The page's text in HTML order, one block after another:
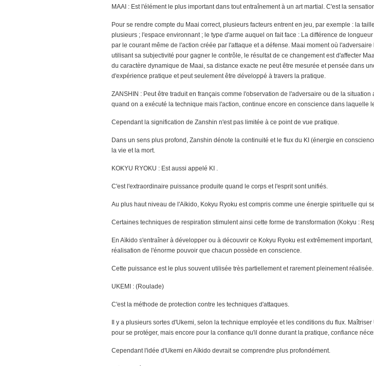
MAAI : Est l'élément le plus important dans tout entraînement à un art martial. C'est la
Pour se rendre compte du Maai correct, plusieurs facteurs entrent en jeu, par exemple : la
plusieurs ; l'espace environnant ; le type d'arme auquel on fait face : La différence de
par le courant même de l'action créée par l'attaque et a défense. Maai moment où
utilisant sa subjectivité pour gagner le contrôle, le résultat de ce changement est d'affecter
du caractère dynamique de Maai, sa distance exacte ne peut être mesurée et pensée dans
d'expérience pratique et peut seulement être développé à travers la pratique.
ZANSHIN : Peut être traduit en français comme l'observation de l'adversaire ou de la
quand on a exécuté la technique mais l'action, continue encore en conscience dans
Cependant la signification de Zanshin n'est pas limitée à ce point de vue pratique.
Dans un sens plus profond, Zanshin dénote la continuité et le flux du KI (énergie en
la vie et la mort.
KOKYU RYOKU : Est aussi appelé KI .
C'est l'extraordinaire puissance produite quand le corps et l'esprit sont unifiés.
Au plus haut niveau de l'Aïkido, Kokyu Ryoku est compris comme une énergie spirituelle qui
Certaines techniques de respiration stimulent ainsi cette forme de transformation (Kokyu :
En Aïkido s'entraîner à développer ou à découvrir ce Kokyu Ryoku est extrêmement
réalisation de l'énorme pouvoir que chacun possède en conscience.
Cette puissance est le plus souvent utilisée très partiellement et rarement pleinement réalisée.
UKEMI : (Roulade)
C'est la méthode de protection contre les techniques d'attaques.
Il y a plusieurs sortes d'Ukemi, selon la technique employée et les conditions du flux.
pour se protéger, mais encore pour la confiance qu'il donne durant la pratique, confiance
Cependant l'idée d'Ukemi en Aïkido devrait se comprendre plus profondément.